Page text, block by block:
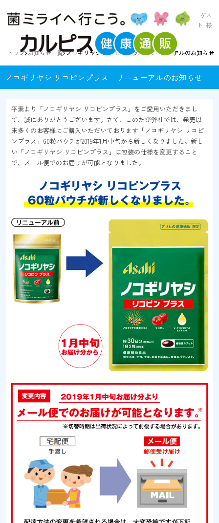
ゲス
ト 様
トップ お知らせ一覧 ノコギリヤシ リコピンプラス リニューアルのお知らせ
ノコギリヤシ リコピンプラス リニューアルのお知らせ
平素より「ノコギリヤシ リコピンプラス」をご愛用いただきまし
て、誠にありがとうございます。さて、このたび弊社では、発売以
来多くのお客様にご購入いただいております「ノコギリヤシ リコピ
ンプラス」60粒パウチが2019年1月中旬から新しくなりました。新し
い「ノコギリヤシ リコピンプラス」は包装の仕様を変更すること
で、メール便でのお届けが可能となりました。